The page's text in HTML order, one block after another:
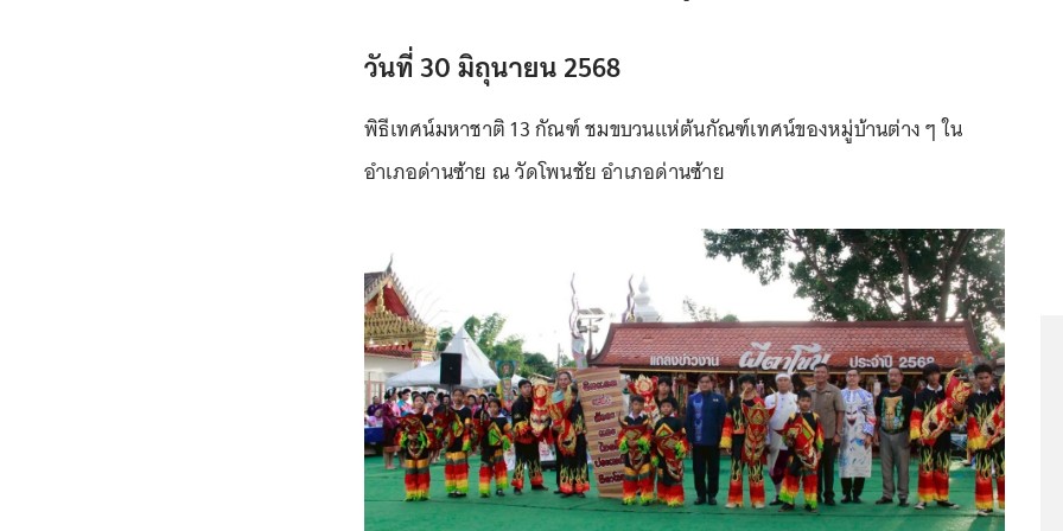
วันที่ 30 มิถุนายน 2568
พิธีเทศน์มหาชาติ 13 กัณฑ์ ชมขบวนแห่ต้นกัณฑ์เทศน์ของหมู่บ้านต่าง ๆ ใน
อำเภอด่านซ้าย ณ วัดโพนชัย อำเภอด่านซ้าย